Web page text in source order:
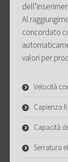
Al
concordato
valori per
Velocità
Capienza
Capacità
Serratura